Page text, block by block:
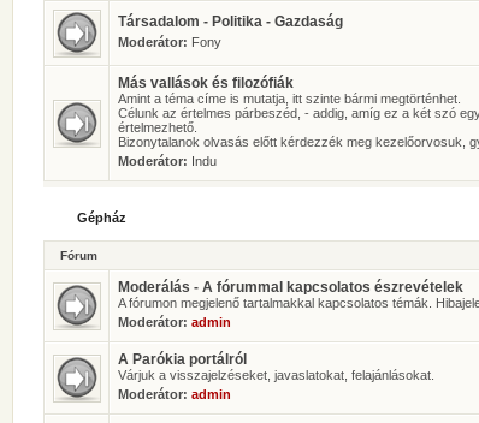
Társadalom - Politika - Gazdaság
Moderátor: Fony
Más vallások és filozófiák
Amint a téma címe is mutatja, itt szinte bármi megtörténhet.
Célunk az értelmes párbeszéd, - addig, amíg ez a két szó
értelmezhető.
Bizonytalanok olvasás előtt kérdezzék meg kezelőorvosuk,
Moderátor: Indu
Gépház
Fórum
Moderálás - A fórummal kapcsolatos észrevételek
A fórumon megjelenő tartalmakkal kapcsolatos témák.
Moderátor: admin
A Parókia portálról
Várjuk a visszajelzéseket, javaslatokat, felajánlásokat.
Moderátor: admin